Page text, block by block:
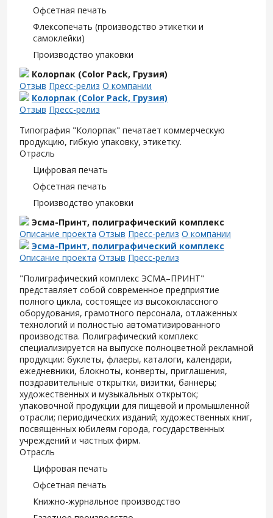
Офсетная печать
Флексопечать (производство этикетки и
самоклейки)
Производство упаковки
Колорпак (Color Pack, Грузия)
Отзыв Пресс-релиз О компании
Колорпак (Color Pack, Грузия)
Отзыв Пресс-релиз
Типография "Колорпак" печатает коммерческую
продукцию, гибкую упаковку, этикетку.
Отрасль
Цифровая печать
Офсетная печать
Производство упаковки
Эсма-Принт, полиграфический комплекс
Описание проекта Отзыв Пресс-релиз О компании
Эсма-Принт, полиграфический комплекс
Описание проекта Отзыв Пресс-релиз
"Полиграфический комплекс ЭСМА–ПРИНТ"
представляет собой современное предприятие
полного цикла, состоящее из высококлассного
оборудования, грамотного персонала, отлаженных
технологий и полностью автоматизированного
производства. Полиграфический комплекс
специализируется на выпуске полноцветной рекламной
продукции: буклеты, флаеры, каталоги, календари,
ежедневники, блокноты, конверты, приглашения,
поздравительные открытки, визитки, баннеры;
художественных и музыкальных открыток;
упаковочной продукции для пищевой и промышленной
отрасли; периодических изданий; художественных книг,
посвященных юбилеям города, государственных
учреждений и частных фирм.
Отрасль
Цифровая печать
Офсетная печать
Книжно-журнальное производство